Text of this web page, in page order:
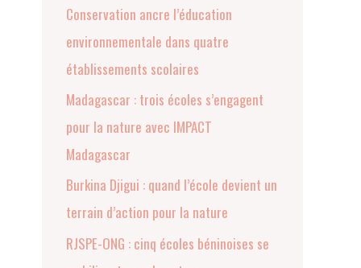
Conservation ancre l’éducation
environnementale dans quatre
établissements scolaires
Madagascar : trois écoles s’engagent
pour la nature avec IMPACT
Madagascar
Burkina Djigui : quand l’école devient un
terrain d’action pour la nature
RJSPE-ONG : cinq écoles béninoises se